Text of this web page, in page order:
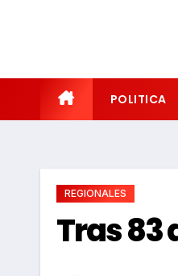
POLITICA
REGIONALES
Tras 83